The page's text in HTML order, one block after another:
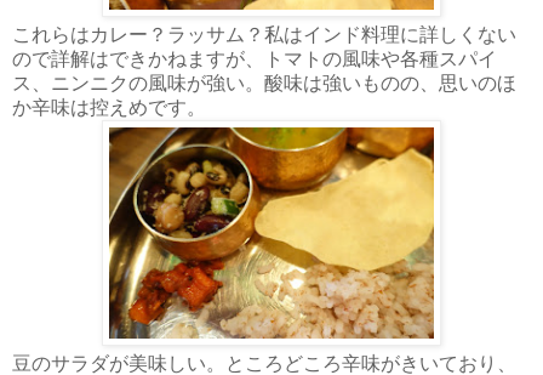
これらはカレー？ラッサム？私はインド料理に詳しくない
ので詳解はできかねますが、トマトの風味や各種スパイ
ス、ニンニクの風味が強い。酸味は強いものの、思いのほ
か辛味は控えめです。
豆のサラダが美味しい。ところどころ辛味がきいており、